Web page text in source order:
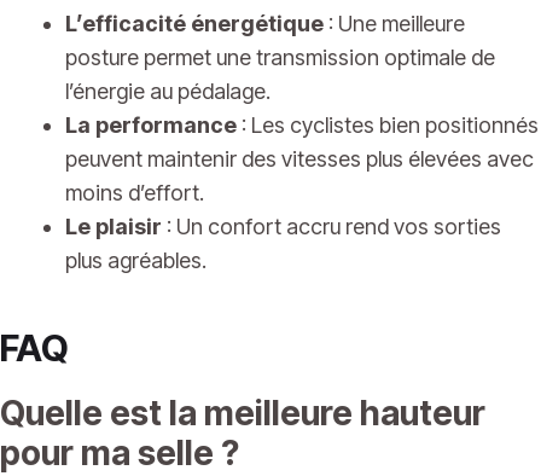
L’efficacité énergétique : Une meilleure
posture permet une transmission optimale de
l’énergie au pédalage.
La performance : Les cyclistes bien positionnés
peuvent maintenir des vitesses plus élevées avec
moins d’effort.
Le plaisir : Un confort accru rend vos sorties
plus agréables.
FAQ
Quelle est la meilleure hauteur
pour ma selle ?